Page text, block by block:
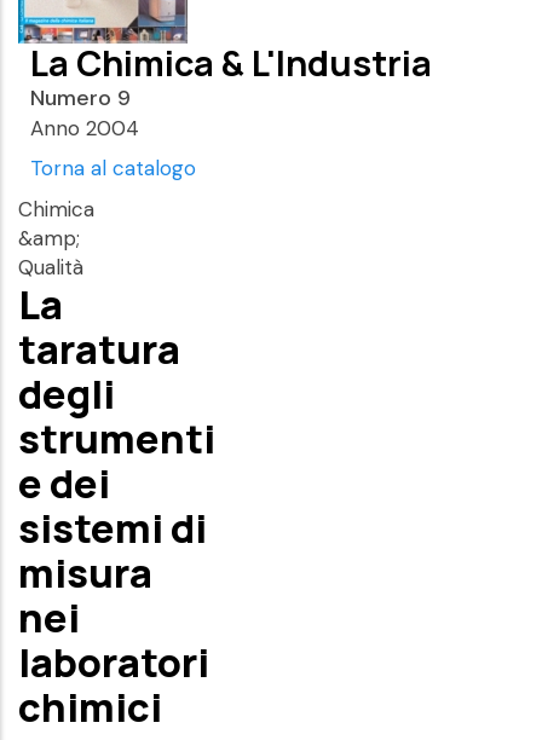
La Chimica & L'Industria
Numero 9
Anno 2004
Torna al catalogo
Chimica
&amp;
Qualità
La
taratura
degli
strumenti
e dei
sistemi di
misura
nei
laboratori
chimici